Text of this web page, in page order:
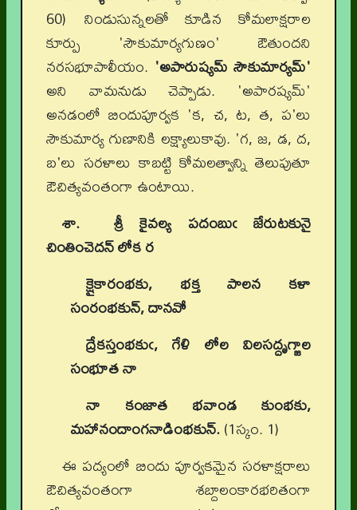
60) నిండుసున్నలతో కూడిన కోమలాక్షరాల
కూర్పు 'సౌకుమార్యగుణం' ఔతుందని
నరసభూపాలీయం. 'అపారుష్యమ్ సౌకుమార్యమ్'
అని వామనుడు చెప్పాడు. 'అపారష్యమ్'
అనడంలో బిందుపూర్వక 'క, చ, ట, త, ప'లు
సౌకుమార్య గుణానికి లక్ష్యాలుకావు. 'గ, జ, డ, ద,
బ'లు సరళాలు కాబట్టి కోమలత్వాన్ని తెలుపుతూ
ఔచిత్యవంతంగా ఉంటాయి.
శా.
శ్రీ కైవల్య పదంబుఁ జేరుటకునై
చింతించెదన్ లోక ర
క్షైకారంభకు, భక్త పాలన కళా
సంరంభకున్, దానవో
ద్రేకస్తంభకుఁ, గేళి లోల విలసద్దృగ్జాల
సంభూత నా
నా కంజాత భవాండ కుంభకు,
మహానందాంగనాడింభకున్.(1స్కం. 1)
ఈ పద్యంలో బిందు పూర్వకమైన సరళాక్షరాలు
ఔచిత్యవంతంగా శబ్దాలంకారభరితంగా